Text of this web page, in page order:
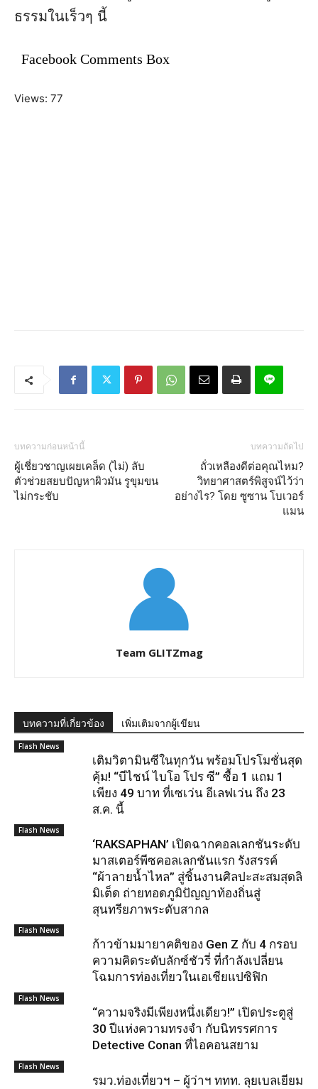
ธรรมในเร็วๆ นี้
Facebook Comments Box
Views: 77
บทความก่อนหน้านี้
ผู้เชี่ยวชาญเผยเคล็ด (ไม่) ลับ
ตัวช่วยสยบปัญหาผิวมัน รูขุมขน
ไม่กระชับ
บทความถัดไป
ถั่วเหลืองดีต่อคุณไหม?
วิทยาศาสตร์พิสูจน์ไว้ว่า
อย่างไร? โดย ซูซาน โบเวอร์
แมน
Team GLITZmag
บทความที่เกี่ยวข้อง เพิ่มเติมจากผู้เขียน
Flash News
เติมวิตามินซีในทุกวัน พร้อมโปรโมชั่นสุด
คุ้ม! “บีไชน์ ไบโอ โปร ซี” ซื้อ 1 แถม 1
เพียง 49 บาท ที่เซเว่น อีเลฟเว่น ถึง 23
ส.ค. นี้
Flash News
‘RAKSAPHAN’ เปิดฉากคอลเลกชันระดับ
มาสเตอร์พีซคอลเลกชันแรก รังสรรค์
“ผ้าลายน้ำไหล” สู่ชิ้นงานศิลปะสะสมสุดลิ
มิเต็ด ถ่ายทอดภูมิปัญญาท้องถิ่นสู่
สุนทรียภาพระดับสากล
Flash News
ก้าวข้ามมายาคติของ Gen Z กับ 4 กรอบ
ความคิดระดับลักซ์ชัวรี่ ที่กำลังเปลี่ยน
โฉมการท่องเที่ยวในเอเชียแปซิฟิก
Flash News
“ความจริงมีเพียงหนึ่งเดียว!” เปิดประตูสู่
30 ปีแห่งความทรงจำ กับนิทรรศการ
Detective Conan ที่ไอคอนสยาม
Flash News
รมว.ท่องเที่ยวฯ – ผู้ว่าฯ ททท. ลุยเบลเยียม